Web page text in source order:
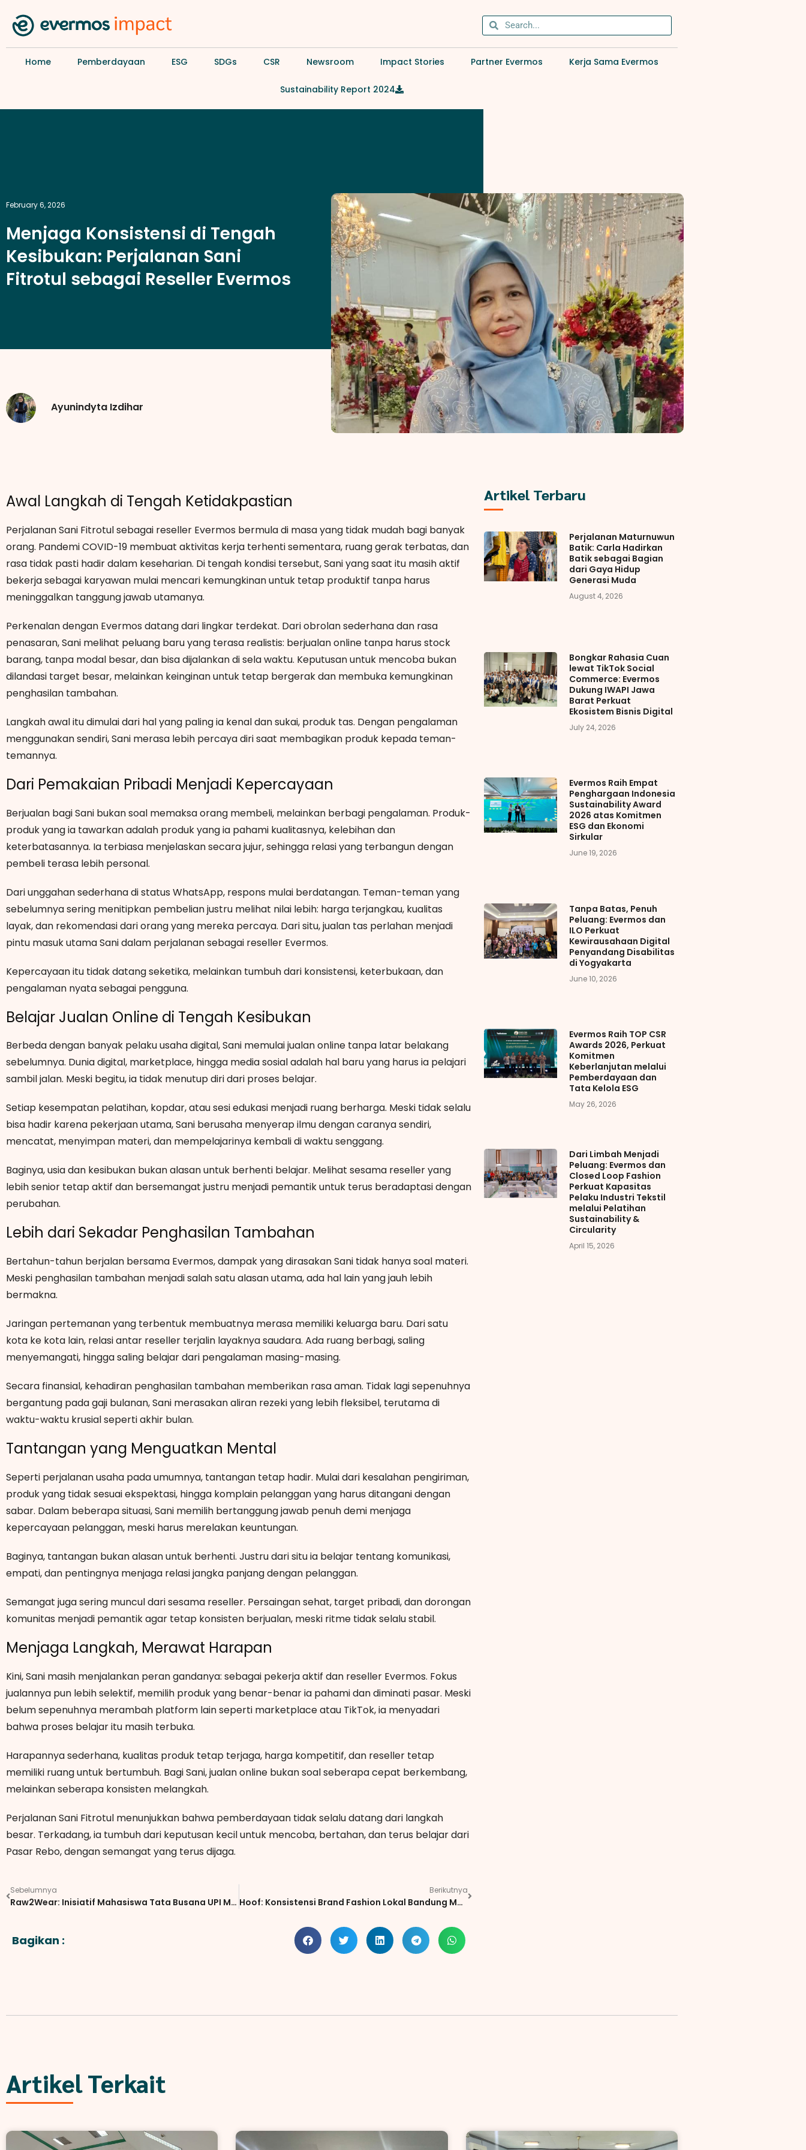
Home Pemberdayaan ESG SDGs CSR Newsroom Impact Stories Partner Evermos Kerja Sama Evermos
Sustainability Report 2024
February 6, 2026
Menjaga Konsistensi di Tengah
Kesibukan: Perjalanan Sani
Fitrotul sebagai Reseller Evermos
Ayunindyta Izdihar
Awal Langkah di Tengah Ketidakpastian
Perjalanan Sani Fitrotul sebagai reseller Evermos bermula di masa yang tidak mudah bagi banyak
orang. Pandemi COVID-19 membuat aktivitas kerja terhenti sementara, ruang gerak terbatas, dan
rasa tidak pasti hadir dalam keseharian. Di tengah kondisi tersebut, Sani yang saat itu masih aktif
bekerja sebagai karyawan mulai mencari kemungkinan untuk tetap produktif tanpa harus
meninggalkan tanggung jawab utamanya.
Perkenalan dengan Evermos datang dari lingkar terdekat. Dari obrolan sederhana dan rasa
penasaran, Sani melihat peluang baru yang terasa realistis: berjualan online tanpa harus stock
barang, tanpa modal besar, dan bisa dijalankan di sela waktu. Keputusan untuk mencoba bukan
dilandasi target besar, melainkan keinginan untuk tetap bergerak dan membuka kemungkinan
penghasilan tambahan.
Langkah awal itu dimulai dari hal yang paling ia kenal dan sukai, produk tas. Dengan pengalaman
menggunakan sendiri, Sani merasa lebih percaya diri saat membagikan produk kepada teman-
temannya.
Dari Pemakaian Pribadi Menjadi Kepercayaan
Berjualan bagi Sani bukan soal memaksa orang membeli, melainkan berbagi pengalaman. Produk-
produk yang ia tawarkan adalah produk yang ia pahami kualitasnya, kelebihan dan
keterbatasannya. Ia terbiasa menjelaskan secara jujur, sehingga relasi yang terbangun dengan
pembeli terasa lebih personal.
Dari unggahan sederhana di status WhatsApp, respons mulai berdatangan. Teman-teman yang
sebelumnya sering menitipkan pembelian justru melihat nilai lebih: harga terjangkau, kualitas
layak, dan rekomendasi dari orang yang mereka percaya. Dari situ, jualan tas perlahan menjadi
pintu masuk utama Sani dalam perjalanan sebagai reseller Evermos.
Kepercayaan itu tidak datang seketika, melainkan tumbuh dari konsistensi, keterbukaan, dan
pengalaman nyata sebagai pengguna.
Belajar Jualan Online di Tengah Kesibukan
Berbeda dengan banyak pelaku usaha digital, Sani memulai jualan online tanpa latar belakang
sebelumnya. Dunia digital, marketplace, hingga media sosial adalah hal baru yang harus ia pelajari
sambil jalan. Meski begitu, ia tidak menutup diri dari proses belajar.
Setiap kesempatan pelatihan, kopdar, atau sesi edukasi menjadi ruang berharga. Meski tidak selalu
bisa hadir karena pekerjaan utama, Sani berusaha menyerap ilmu dengan caranya sendiri,
mencatat, menyimpan materi, dan mempelajarinya kembali di waktu senggang.
Baginya, usia dan kesibukan bukan alasan untuk berhenti belajar. Melihat sesama reseller yang
lebih senior tetap aktif dan bersemangat justru menjadi pemantik untuk terus beradaptasi dengan
perubahan.
Lebih dari Sekadar Penghasilan Tambahan
Bertahun-tahun berjalan bersama Evermos, dampak yang dirasakan Sani tidak hanya soal materi.
Meski penghasilan tambahan menjadi salah satu alasan utama, ada hal lain yang jauh lebih
bermakna.
Jaringan pertemanan yang terbentuk membuatnya merasa memiliki keluarga baru. Dari satu
kota ke kota lain, relasi antar reseller terjalin layaknya saudara. Ada ruang berbagi, saling
menyemangati, hingga saling belajar dari pengalaman masing-masing.
Secara finansial, kehadiran penghasilan tambahan memberikan rasa aman. Tidak lagi sepenuhnya
bergantung pada gaji bulanan, Sani merasakan aliran rezeki yang lebih fleksibel, terutama di
waktu-waktu krusial seperti akhir bulan.
Tantangan yang Menguatkan Mental
Seperti perjalanan usaha pada umumnya, tantangan tetap hadir. Mulai dari kesalahan pengiriman,
produk yang tidak sesuai ekspektasi, hingga komplain pelanggan yang harus ditangani dengan
sabar. Dalam beberapa situasi, Sani memilih bertanggung jawab penuh demi menjaga
kepercayaan pelanggan, meski harus merelakan keuntungan.
Baginya, tantangan bukan alasan untuk berhenti. Justru dari situ ia belajar tentang komunikasi,
empati, dan pentingnya menjaga relasi jangka panjang dengan pelanggan.
Semangat juga sering muncul dari sesama reseller. Persaingan sehat, target pribadi, dan dorongan
komunitas menjadi pemantik agar tetap konsisten berjualan, meski ritme tidak selalu stabil.
Menjaga Langkah, Merawat Harapan
Kini, Sani masih menjalankan peran gandanya: sebagai pekerja aktif dan reseller Evermos. Fokus
jualannya pun lebih selektif, memilih produk yang benar-benar ia pahami dan diminati pasar. Meski
belum sepenuhnya merambah platform lain seperti marketplace atau TikTok, ia menyadari
bahwa proses belajar itu masih terbuka.
Harapannya sederhana, kualitas produk tetap terjaga, harga kompetitif, dan reseller tetap
memiliki ruang untuk bertumbuh. Bagi Sani, jualan online bukan soal seberapa cepat berkembang,
melainkan seberapa konsisten melangkah.
Perjalanan Sani Fitrotul menunjukkan bahwa pemberdayaan tidak selalu datang dari langkah
besar. Terkadang, ia tumbuh dari keputusan kecil untuk mencoba, bertahan, dan terus belajar dari
Pasar Rebo, dengan semangat yang terus dijaga.
Sebelumnya
Raw2Wear: Inisiatif Mahasiswa Tata Busana UPI Mengolah Limbah Denim Menjadi Produk Fashion Berkelanjutan
Berikutnya
Hoof: Konsistensi Brand Fashion Lokal Bandung Menjaga Kualitas, Sistem, dan Keberkahan Usaha
Bagikan :
Artikel Terbaru
Perjalanan Maturnuwun
Batik: Carla Hadirkan
Batik sebagai Bagian
dari Gaya Hidup
Generasi Muda
August 4, 2026
Bongkar Rahasia Cuan
lewat TikTok Social
Commerce: Evermos
Dukung IWAPI Jawa
Barat Perkuat
Ekosistem Bisnis Digital
July 24, 2026
Evermos Raih Empat
Penghargaan Indonesia
Sustainability Award
2026 atas Komitmen
ESG dan Ekonomi
Sirkular
June 19, 2026
Tanpa Batas, Penuh
Peluang: Evermos dan
ILO Perkuat
Kewirausahaan Digital
Penyandang Disabilitas
di Yogyakarta
June 10, 2026
Evermos Raih TOP CSR
Awards 2026, Perkuat
Komitmen
Keberlanjutan melalui
Pemberdayaan dan
Tata Kelola ESG
May 26, 2026
Dari Limbah Menjadi
Peluang: Evermos dan
Closed Loop Fashion
Perkuat Kapasitas
Pelaku Industri Tekstil
melalui Pelatihan
Sustainability &
Circularity
April 15, 2026
Artikel Terkait